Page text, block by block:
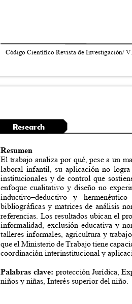
Código Científico Revista de Investigación/
Research
Resumen
El trabajo analiza por qué, pese a un
laboral infantil, su aplicación no
institucionales y de control que
enfoque cualitativo y diseño no
inductivo–deductivo y
bibliográficas y matrices de análisis
referencias. Los resultados ubican el
informalidad, exclusión educativa y
talleres informales, agricultura y
que el Ministerio de Trabajo tiene
coordinación interinstitucional y
Palabras clave: protección Jurídica,
niños y niñas, Interés superior del